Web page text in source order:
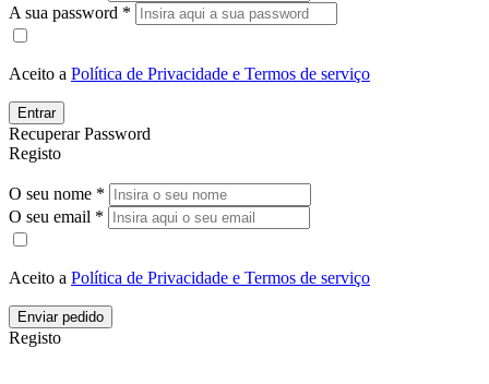
A sua password *
Aceito a Política de Privacidade e Termos de serviço
Entrar
Recuperar Password
Registo
O seu nome *
O seu email *
Aceito a Política de Privacidade e Termos de serviço
Enviar pedido
Registo